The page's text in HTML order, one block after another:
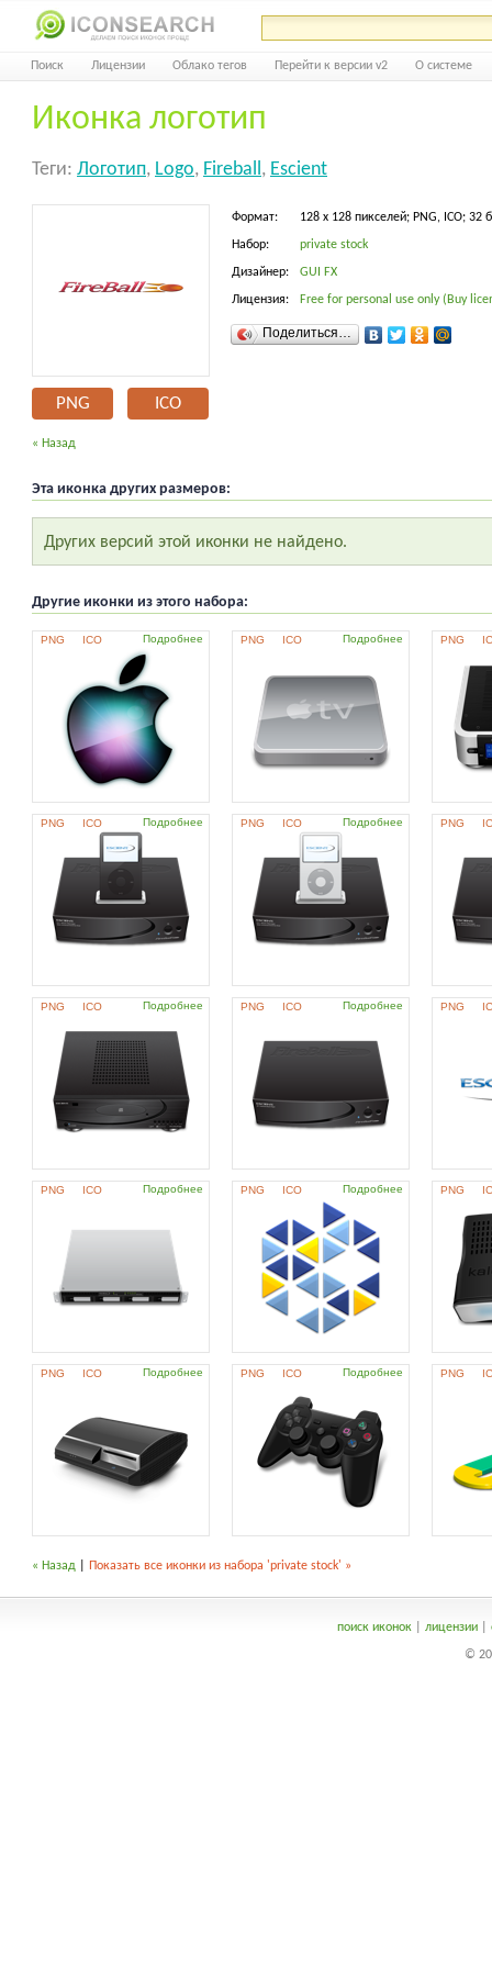
Поиск Лицензии Облако тегов Перейти к версии v2 О системе
Иконка логотип
Теги: Логотип, Logo, Fireball, Escient
PNG ICO
Формат: 128 x 128 пикселей; PNG, ICO; 32
Набор: private stock
Дизайнер: GUI FX
Лицензия: Free for personal use only (Buy
Поделиться…
« Назад
Эта иконка других размеров:
Других версий этой иконки не найдено.
Другие иконки из этого набора:
PNG ICO Подробнее PNG ICO Подробнее PNG
PNG ICO Подробнее PNG ICO Подробнее PNG
PNG ICO Подробнее PNG ICO Подробнее PNG
PNG ICO Подробнее PNG ICO Подробнее PNG
PNG ICO Подробнее PNG ICO Подробнее PNG
« Назад Показать все иконки из набора 'private stock' »
поиск иконок| лицензии|
©